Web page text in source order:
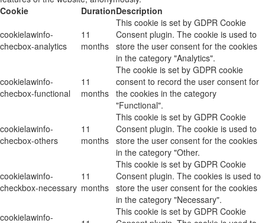
Cookie
DurationDescription
cookielawinfo-
checbox-analytics
11
months
This cookie is set by GDPR Cookie
Consent plugin. The cookie is used to
store the user consent for the cookies
in the category "Analytics".
cookielawinfo-
checbox-functional
11
months
The cookie is set by GDPR cookie
consent to record the user consent for
the cookies in the category
"Functional".
cookielawinfo-
checbox-others
11
months
This cookie is set by GDPR Cookie
Consent plugin. The cookie is used to
store the user consent for the cookies
in the category "Other.
cookielawinfo-
checkbox-necessary
11
months
This cookie is set by GDPR Cookie
Consent plugin. The cookies is used to
store the user consent for the cookies
in the category "Necessary".
cookielawinfo-
This cookie is set by GDPR Cookie